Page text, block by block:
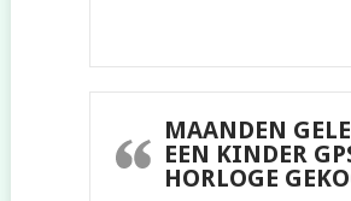
MAANDEN
EEN KINDER
HORLOGE